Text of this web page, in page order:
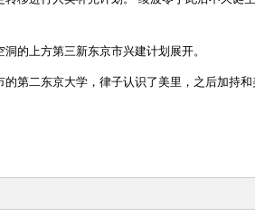
的上方第三新东京市兴建计划展开。
的第二东京大学，律子认识了美里，之后加持